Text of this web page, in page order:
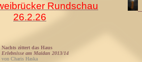
Rundschau
26.2.26
Nachts zittert das Haus
Erlebnisse am Maidan 2013/14
von Charis Haska